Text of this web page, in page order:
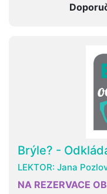
Brýle? -
LEKTOR: Jana
NA REZERVACE